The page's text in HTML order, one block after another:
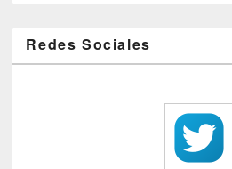
Redes Sociales